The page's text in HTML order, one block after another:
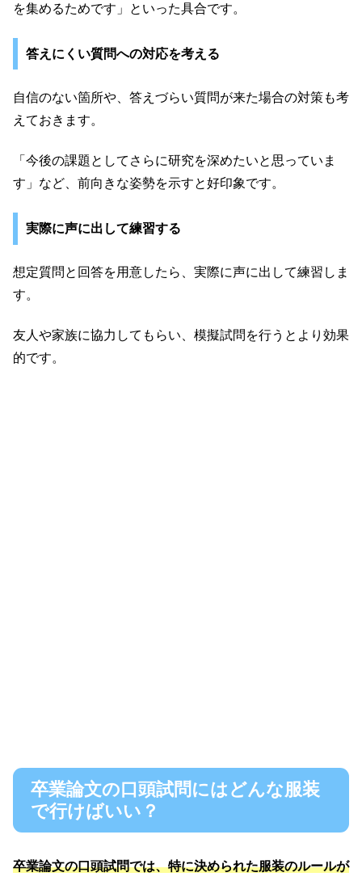
を集めるためです」といった具合です。
答えにくい質問への対応を考える
自信のない箇所や、答えづらい質問が来た場合の対策も考
えておきます。
「今後の課題としてさらに研究を深めたいと思っていま
す」など、前向きな姿勢を示すと好印象です。
実際に声に出して練習する
想定質問と回答を用意したら、実際に声に出して練習しま
す。
友人や家族に協力してもらい、模擬試問を行うとより効果
的です。
卒業論文の口頭試問にはどんな服装
で行けばいい？
卒業論文の口頭試問では、特に決められた服装のルールが